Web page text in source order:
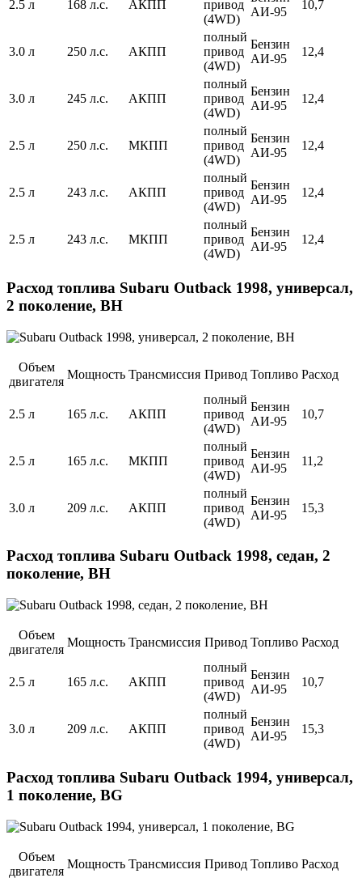
2.5 л 168 л.с. АКПП
привод
(4WD)
АИ-95
10,7
3.0 л 250 л.с. АКПП
полный
привод
(4WD)
Бензин
АИ-95
12,4
3.0 л 245 л.с. АКПП
полный
привод
(4WD)
Бензин
АИ-95
12,4
2.5 л 250 л.с. МКПП
полный
привод
(4WD)
Бензин
АИ-95
12,4
2.5 л 243 л.с. АКПП
полный
привод
(4WD)
Бензин
АИ-95
12,4
2.5 л 243 л.с. МКПП
полный
привод
(4WD)
Бензин
АИ-95
12,4
Расход топлива Subaru Outback 1998, универсал,
2 поколение, BH
Объем
двигателя
Мощность Трансмиссия Привод Топливо Расход
2.5 л 165 л.с. АКПП
полный
привод
(4WD)
Бензин
АИ-95
10,7
2.5 л 165 л.с. МКПП
полный
привод
(4WD)
Бензин
АИ-95
11,2
3.0 л 209 л.с. АКПП
полный
привод
(4WD)
Бензин
АИ-95
15,3
Расход топлива Subaru Outback 1998, седан, 2
поколение, BH
Объем
двигателя
Мощность Трансмиссия Привод Топливо Расход
2.5 л 165 л.с. АКПП
полный
привод
(4WD)
Бензин
АИ-95
10,7
3.0 л 209 л.с. АКПП
полный
привод
(4WD)
Бензин
АИ-95
15,3
Расход топлива Subaru Outback 1994, универсал,
1 поколение, BG
Объем
двигателя
Мощность Трансмиссия Привод Топливо Расход